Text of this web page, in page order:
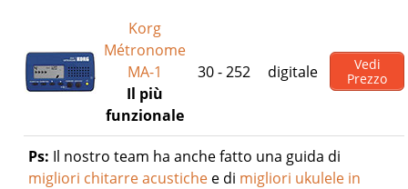
Korg
Métronome
MA-1
Il più
funzionale
30 - 252 digitale
Vedi
Prezzo
Ps: Il nostro team ha anche fatto una guida di
migliori chitarre acustiche e di migliori ukulele in